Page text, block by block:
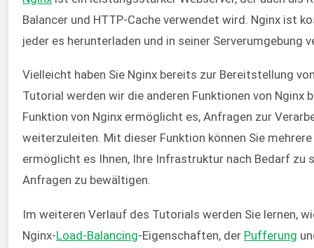
Balancer und HTTP-Cache verwendet wird. Nginx ist
jeder es herunterladen und in seiner Serverumgebung
Vielleicht haben Sie Nginx bereits zur Bereitstellung
Tutorial werden wir die anderen Funktionen von Nginx
Funktion von Nginx ermöglicht es, Anfragen zur
weiterzuleiten. Mit dieser Funktion können Sie
ermöglicht es Ihnen, Ihre Infrastruktur nach Bedarf zu
Anfragen zu bewältigen.
Im weiteren Verlauf des Tutorials werden Sie lernen,
Nginx-Load-Balancing-Eigenschaften, der Pufferung